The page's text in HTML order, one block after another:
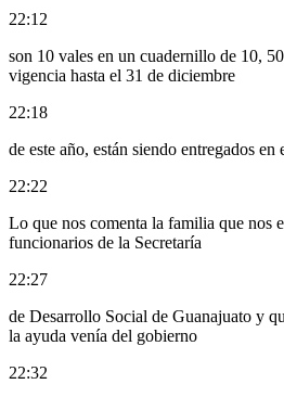
22:12
son 10 vales en un cuadernillo de 10,
vigencia hasta el 31 de diciembre
22:18
de este año, están siendo entregados en
22:22
Lo que nos comenta la familia que nos
funcionarios de la Secretaría
22:27
de Desarrollo Social de Guanajuato y
la ayuda venía del gobierno
22:32